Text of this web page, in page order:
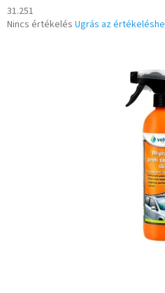
31.251
A
Nincs értékelés Ugrás az